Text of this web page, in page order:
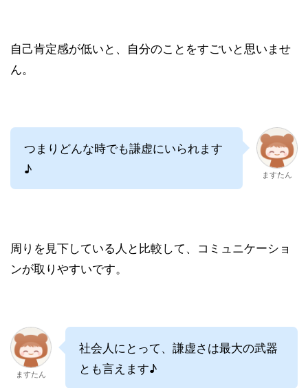
自己肯定感が低いと、自分のことをすごいと思いませ
ん。
つまりどんな時でも謙虚にいられます
♪
ますたん
周りを見下している人と比較して、コミュニケーショ
ンが取りやすいです。
ますたん
社会人にとって、謙虚さは最大の武器
とも言えます♪